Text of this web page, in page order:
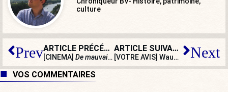
culture
Prev ARTICLE PRÉCÉDENT
[CINEMA] De mauvaise foi , la fin justifie-t-elle les
ARTICLE SUIVANT
[VOTRE AVIS] Wauquiez pourrait-il s’allier avec Zemmour ? Next
VOS COMMENTAIRES